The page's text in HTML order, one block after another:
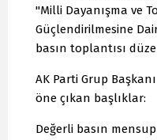
"Milli Dayanışma ve
Güçlendirilmesine
basın toplantısı
AK Parti Grup
öne çıkan başlıklar:
Değerli basın